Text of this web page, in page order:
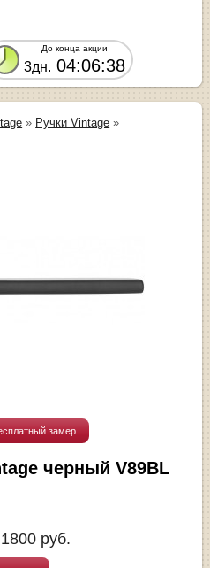
До конца акции
3дн. 04:06:38
» Ручки Vintage »
замер
черный V89BL
1800 руб.